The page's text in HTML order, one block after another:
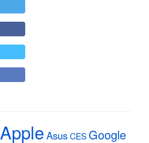
Apple Asus CES Google